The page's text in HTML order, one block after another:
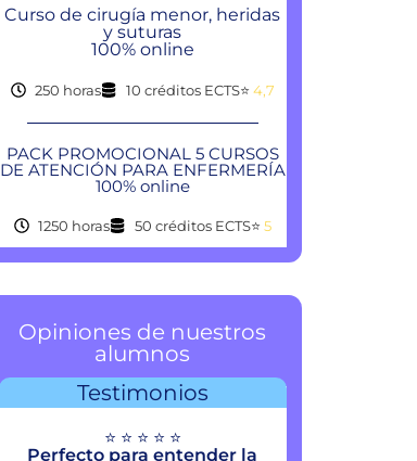
Curso de cirugía menor, heridas
y suturas
100% online
250 horas 10 créditos ECTS⭐ 4,7
PACK PROMOCIONAL 5 CURSOS
DE ATENCIÓN PARA ENFERMERÍA
100% online
1250 horas 50 créditos ECTS⭐ 5
Opiniones de nuestros
alumnos
Testimonios
⭐ ⭐ ⭐ ⭐ ⭐
Perfecto para entender la